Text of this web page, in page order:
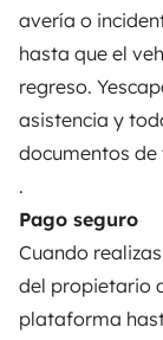
avería o
hasta que el
regreso.
asistencia y
documentos de
.
Pago seguro
Cuando
del propietario
plataforma
Ayuda viajero
PROPIETARIOS
Contrato de
Seguros de
Asistencias de